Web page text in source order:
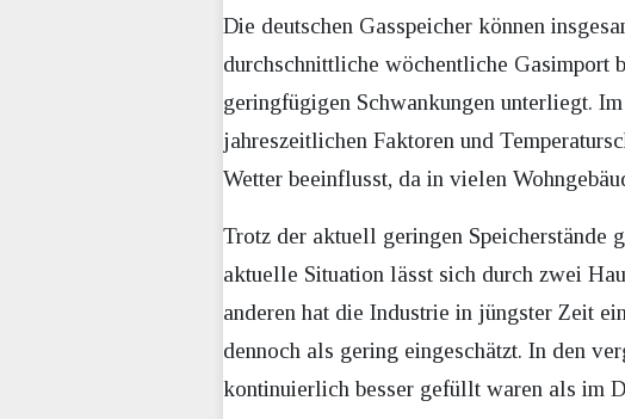
Die deutschen Gasspeicher können
durchschnittliche wöchentliche Gasimport
geringfügigen Schwankungen unterliegt.
jahreszeitlichen Faktoren und
Wetter beeinflusst, da in vielen
Trotz der aktuell geringen Speicherstände
aktuelle Situation lässt sich durch zwei
anderen hat die Industrie in jüngster Zeit
dennoch als gering eingeschätzt. In den
kontinuierlich besser gefüllt waren als im